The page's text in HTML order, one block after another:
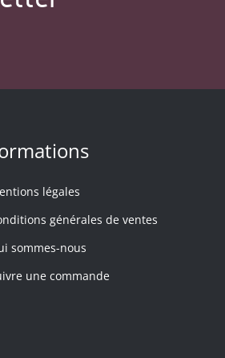
légales
générales de ventes
sommes-nous
une commande